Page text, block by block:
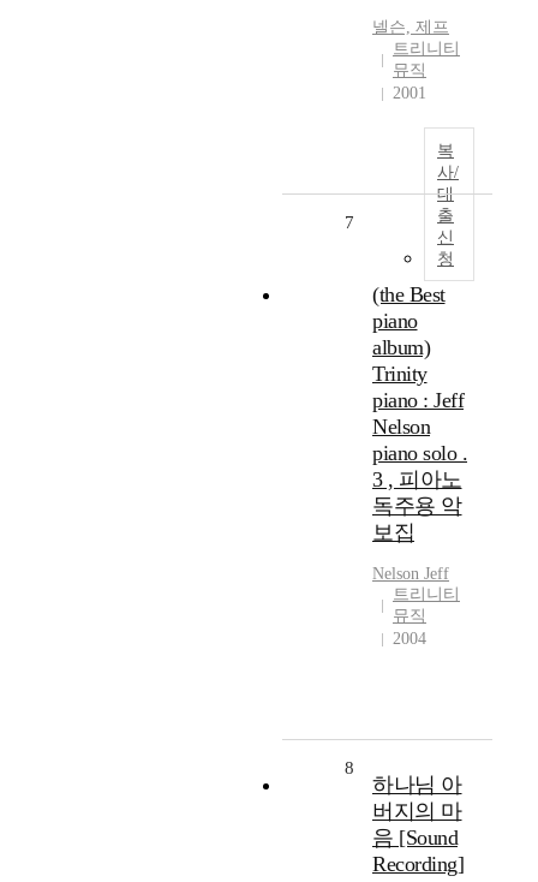
넬슨, 제프
트리니티
뮤직
2001
복
사/
대
출
신
청
7
(the Best
piano
album)
Trinity
piano : Jeff
Nelson
piano solo .
3 , 피아노
독주용 악
보집
Nelson Jeff
트리니티
뮤직
2004
8
하나님 아
버지의 마
음 [Sound
Recording]